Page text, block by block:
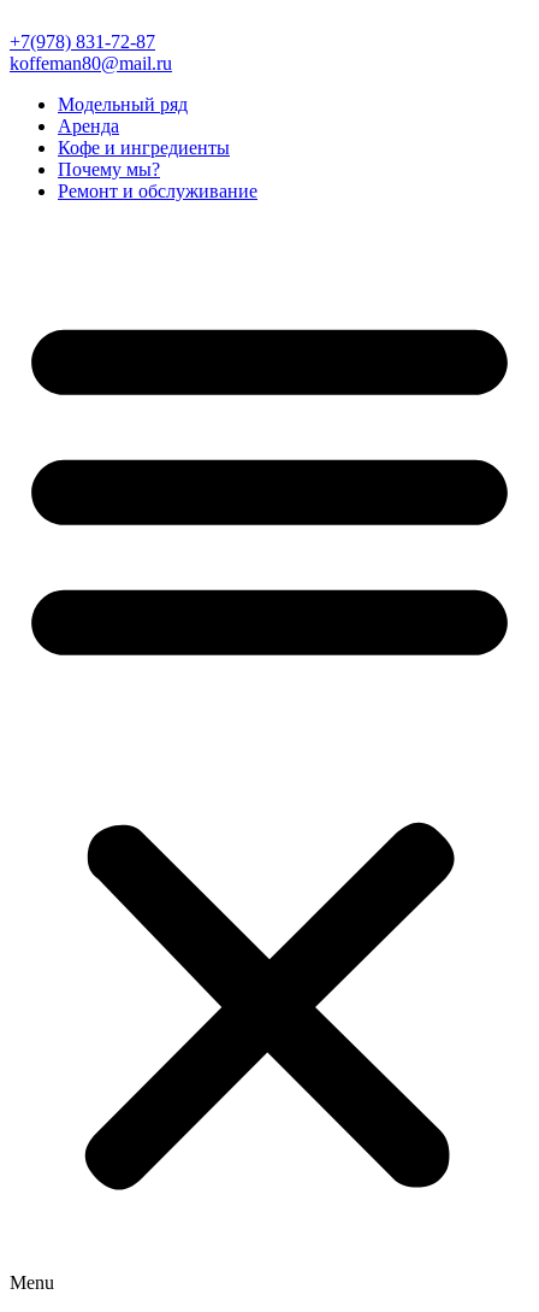
к
содержимому
+7(978) 831-72-87
koffeman80@mail.ru
Модельный ряд
Аренда
Кофе и ингредиенты
Почему мы?
Ремонт и обслуживание
Menu